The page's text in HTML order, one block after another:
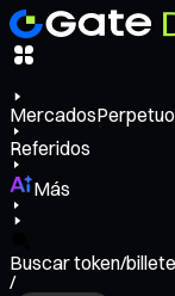
Mercados
Referidos
Más
Buscar token/
/